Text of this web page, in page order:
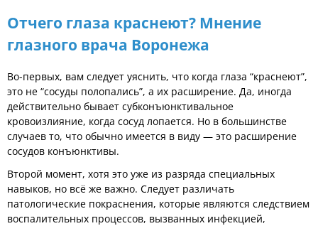
Отчего глаза краснеют? Мнение
глазного врача Воронежа
Во-первых, вам следует уяснить, что когда глаза “краснеют”,
это не “сосуды полопались”, а их расширение. Да, иногда
действительно бывает субконъюнктивальное
кровоизлияние, когда сосуд лопается. Но в большинстве
случаев то, что обычно имеется в виду — это расширение
сосудов конъюнктивы.
Второй момент, хотя это уже из разряда специальных
навыков, но всё же важно. Следует различать
патологические покраснения, которые являются следствием
воспалительных процессов, вызванных инфекцией,